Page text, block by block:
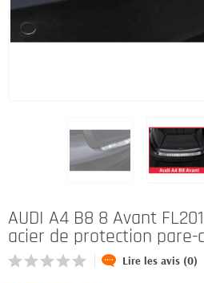
AUDI A4 B8 8 Avant
acier de protection
Lire les avis (0)